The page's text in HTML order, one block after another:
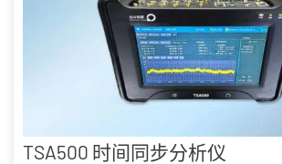
TSA500 时间同步分析仪